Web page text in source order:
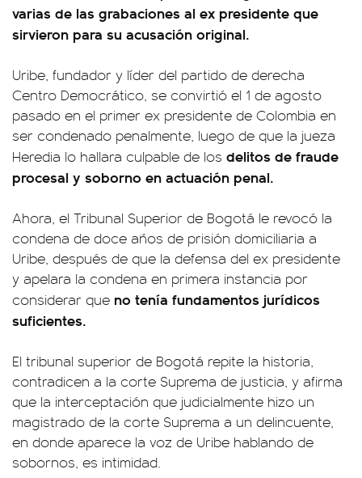
varias de las grabaciones al ex presidente que
sirvieron para su acusación original.
Uribe, fundador y líder del partido de derecha
Centro Democrático, se convirtió el 1 de agosto
pasado en el primer ex presidente de Colombia en
ser condenado penalmente, luego de que la jueza
Heredia lo hallara culpable de los delitos de fraude
procesal y soborno en actuación penal.
Ahora, el Tribunal Superior de Bogotá le revocó la
condena de doce años de prisión domiciliaria a
Uribe, después de que la defensa del ex presidente
y apelara la condena en primera instancia por
considerar que no tenía fundamentos jurídicos
suficientes.
El tribunal superior de Bogotá repite la historia,
contradicen a la corte Suprema de justicia, y afirma
que la interceptación que judicialmente hizo un
magistrado de la corte Suprema a un delincuente,
en donde aparece la voz de Uribe hablando de
sobornos, es intimidad.